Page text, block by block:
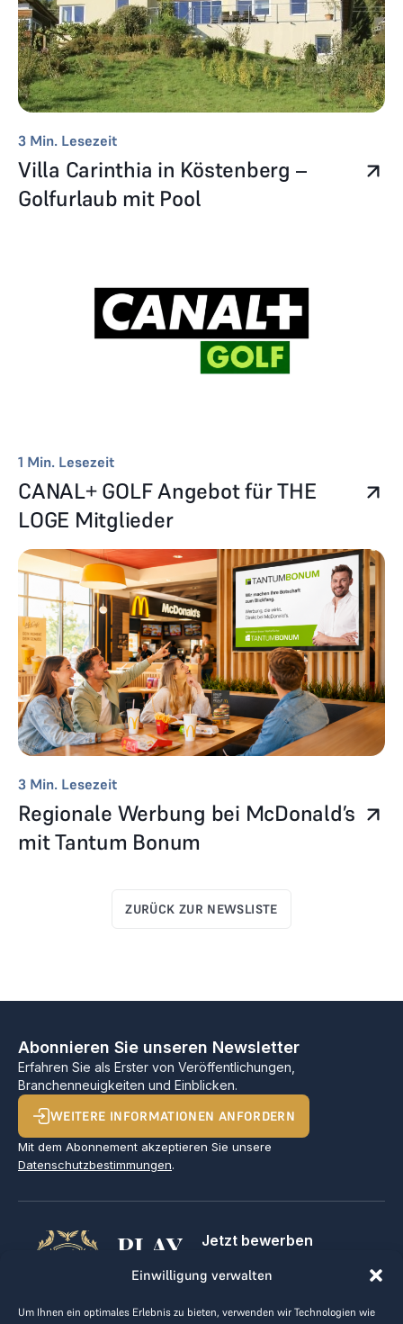
Einwilligung verwalten
Um Ihnen ein optimales Erlebnis zu bieten, verwenden wir Technologien wie
3 Min. Lesezeit
Villa Carinthia in Köstenberg –
Golfurlaub mit Pool
1 Min. Lesezeit
CANAL+ GOLF Angebot für THE
LOGE Mitglieder
3 Min. Lesezeit
Regionale Werbung bei McDonald’s
mit Tantum Bonum
ZURÜCK ZUR NEWSLISTE
Abonnieren Sie unseren Newsletter
Erfahren Sie als Erster von Veröffentlichungen,
Branchenneuigkeiten und Einblicken.
WEITERE INFORMATIONEN ANFORDERN
Mit dem Abonnement akzeptieren Sie unsere
Datenschutzbestimmungen.
PLAY
GOLF,
MAKE
Jetzt bewerben
Kontakt
AGB